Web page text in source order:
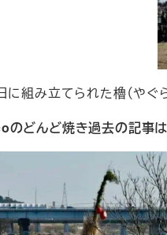
に組み立てられた櫓（やぐ
どんど焼き過去の記事は